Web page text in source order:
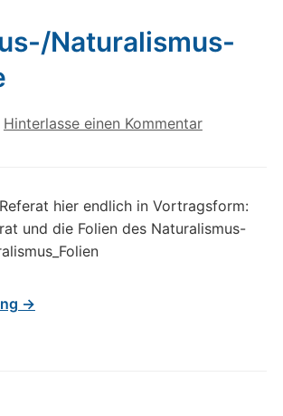
Naturalismus-
Hinterlasse einen Kommentar
hier endlich in Vortragsform:
und die Folien des Naturalismus-
→